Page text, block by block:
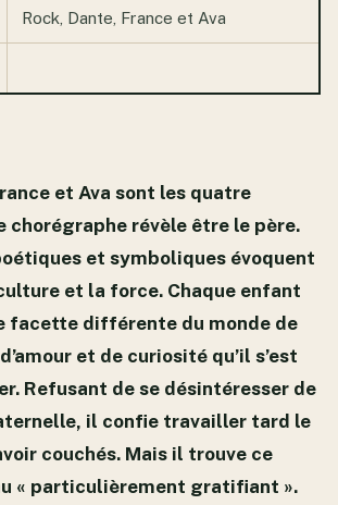
Rock, Dante, France et Ava
et Ava sont les quatre
chorégraphe révèle être le père.
et symboliques évoquent
et la force. Chaque enfant
facette différente du monde de
et de curiosité qu’il s’est
Refusant de se désintéresser de
il confie travailler tard le
couchés. Mais il trouve ce
« particulièrement gratifiant ».